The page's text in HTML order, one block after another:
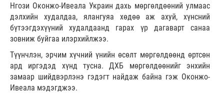
Нгози Оконжо-Ивеала Украин дахь мөргөлдөөний улмаас
дэлхийн худалдаа, ялангуяа хөдөө аж ахуй, хүнсний
бүтээгдэхүүний худалдаанд гарах үр дагаварт санаа
зовниж буйгаа илэрхийлжээ.
Түүнчлэн, эрчим хүчний үнийн өсөлт мөргөлдөөнд өртсөн
ард иргэдэд хүнд тусна. ДХБ мөргөлдөөнийг энхийн
замаар шийдвэрлэнэ гэдэгт найдаж байна гэж Оконжо-
Ивеала мэдэгджээ.